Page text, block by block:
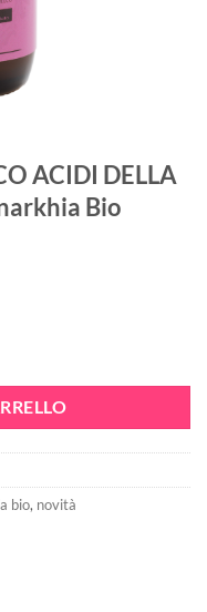
ACIDI DELLA
Bio
bio, novità